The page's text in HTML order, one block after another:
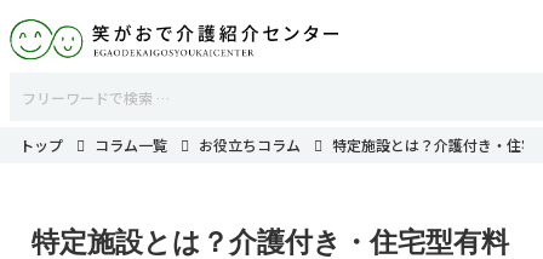
トップ コラム一覧 お役立ちコラム 特定施設とは？介護付き・住
特定施設とは？介護付き・住宅型有料